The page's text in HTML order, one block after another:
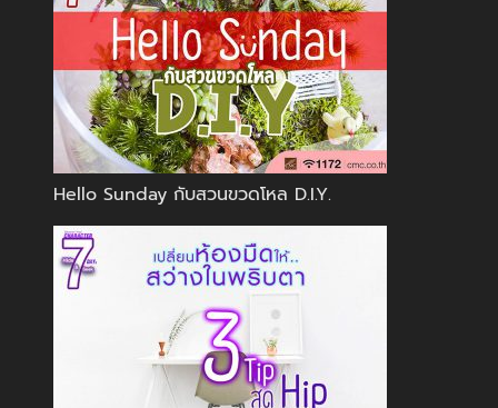
Hello Sunday กับสวนขวดโหล D.I.Y.